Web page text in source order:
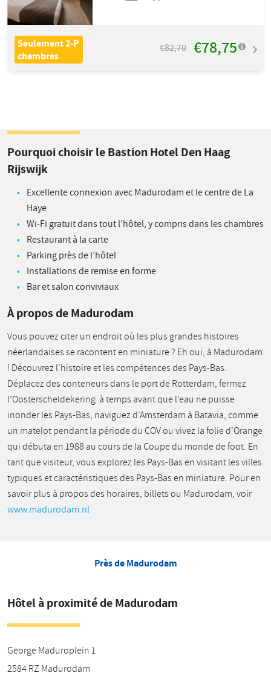
Seulement 2-P
chambres
€82,70 €78,75
Pourquoi choisir le Bastion Hotel Den Haag
Rijswijk
Excellente connexion avec Madurodam et le centre de La
Haye
Wi-Fi gratuit dans tout l’hôtel, y compris dans les chambres
Restaurant à la carte
Parking près de l’hôtel
Installations de remise en forme
Bar et salon conviviaux
À propos de Madurodam
Vous pouvez citer un endroit où les plus grandes histoires
néerlandaises se racontent en miniature ? Eh oui, à Madurodam
! Découvrez l’histoire et les compétences des Pays-Bas.
Déplacez des conteneurs dans le port de Rotterdam, fermez
l’Oosterscheldekering à temps avant que l’eau ne puisse
inonder les Pays-Bas, naviguez d’Amsterdam à Batavia, comme
un matelot pendant la période du COV ou vivez la folie d’Orange
qui débuta en 1988 au cours de la Coupe du monde de foot. En
tant que visiteur, vous explorez les Pays-Bas en visitant les villes
typiques et caractéristiques des Pays-Bas en miniature. Pour en
savoir plus à propos des horaires, billets ou Madurodam, voir
www.madurodam.nl
Près de Madurodam
Hôtel à proximité de Madurodam
George Maduroplein 1
2584 RZ Madurodam